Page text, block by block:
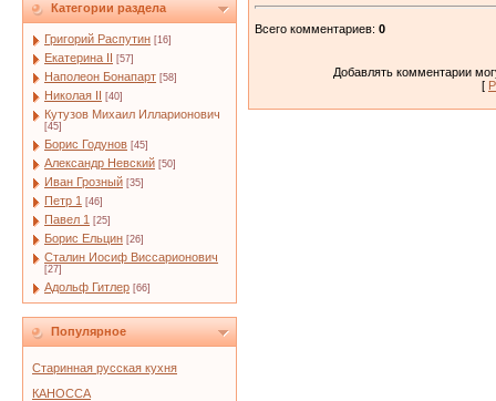
Категории раздела
Григорий Распутин [16]
Екатерина II [57]
Наполеон Бонапарт [58]
Николая II [40]
Кутузов Михаил Илларионович
[45]
Борис Годунов [45]
Александр Невский [50]
Иван Грозный [35]
Петр 1 [46]
Павел 1 [25]
Борис Ельцин [26]
Сталин Иосиф Виссарионович
[27]
Адольф Гитлер [66]
Популярное
Старинная русская кухня
КАНОССА
Всего комментариев: 0
Добавлять комментарии
[